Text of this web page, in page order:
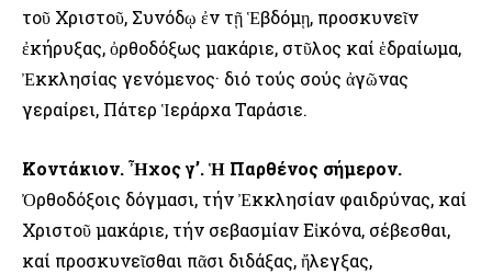
τοῦ Χριστοῦ, Συνόδῳ ἐν τῇ Ἑβδόμῃ, προσκυνεῖν
ἐκήρυξας, ὀρθοδόξως μακάριε, στῦλος καί ἑδραίωμα,
Ἐκκλησίας γενόμενος· διό τούς σούς ἀγῶνας
γεραίρει, Πάτερ Ἱεράρχα Ταράσιε.
Κοντάκιον. Ἦχος γ’. Ἡ Παρθένος σήμερον.
Ὀρθοδόξοις δόγμασι, τήν Ἐκκλησίαν φαιδρύνας, καί
Χριστοῦ μακάριε, τήν σεβασμίαν Εἰκόνα, σέβεσθαι,
καί προσκυνεῖσθαι πᾶσι διδάξας, ἤλεγξας,